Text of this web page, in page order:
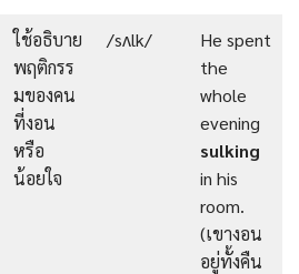
ใช้อธิบาย
พฤติกรร
มของคน
ที่งอน
หรือ
น้อยใจ
/sʌlk/
He spent
the
whole
evening
sulking
in his
room.
(เขางอน
อยู่ทั้งคืน